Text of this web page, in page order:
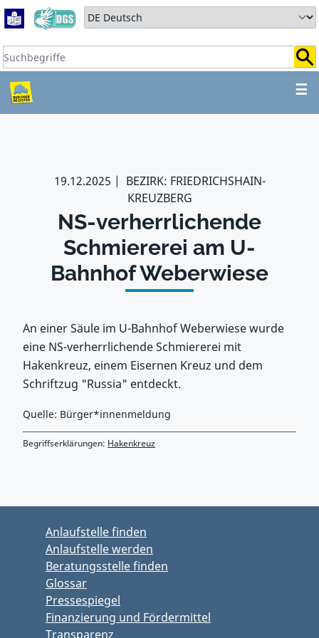
Zum Hauptbereich springen
Zum Hauptmenü springen
Sprache auswählen:
Suchbegriffe:
☰
ZUM HAUPTBEREICH
19.12.2025
BEZIRK: FRIEDRICHSHAIN-
KREUZBERG
NS-verherrlichende
Schmiererei am U-
Bahnhof Weberwiese
An einer Säule im U-Bahnhof Weberwiese wurde
eine NS-verherrlichende Schmiererei mit
Hakenkreuz, einem Eisernen Kreuz und dem
Schriftzug "Russia" entdeckt.
Quelle: Bürger*innenmeldung
Begriffserklärungen: Hakenkreuz
Anlaufstelle finden
Anlaufstelle werden
Beratungsstelle finden
Glossar
Pressespiegel
Finanzierung und Fördermittel
Transparenz